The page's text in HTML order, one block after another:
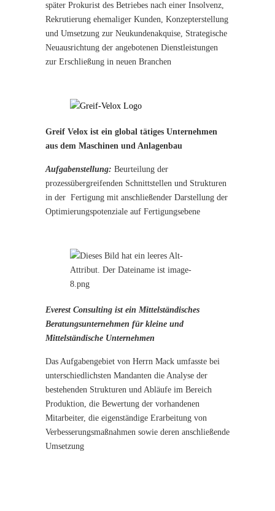
später Prokurist des Betriebes nach einer Insolvenz,
Rekrutierung ehemaliger Kunden, Konzepterstellung
und Umsetzung zur Neukundenakquise, Strategische
Neuausrichtung der angebotenen Dienstleistungen
zur Erschließung in neuen Branchen
Greif Velox ist ein global tätiges Unternehmen
aus dem Maschinen und Anlagenbau
Aufgabenstellung: Beurteilung der
prozessübergreifenden Schnittstellen und Strukturen
in der Fertigung mit anschließender Darstellung der
Optimierungspotenziale auf Fertigungsebene
Everest Consulting ist ein Mittelständisches
Beratungsunternehmen für kleine und
Mittelständische Unternehmen
Das Aufgabengebiet von Herrn Mack umfasste bei
unterschiedlichsten Mandanten die Analyse der
bestehenden Strukturen und Abläufe im Bereich
Produktion, die Bewertung der vorhandenen
Mitarbeiter, die eigenständige Erarbeitung von
Verbesserungsmaßnahmen sowie deren anschließende
Umsetzung